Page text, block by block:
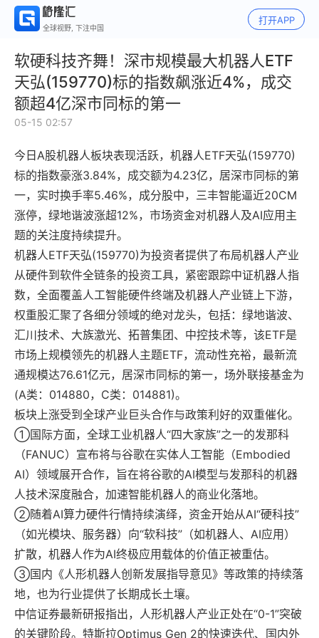
全球视野, 下注中国
打开APP
软硬科技齐舞！深市规模最大机器人ETF
天弘(159770)标的指数飙涨近4%，成交
额超4亿深市同标的第一
05-15 02:57
今日A股机器人板块表现活跃，机器人ETF天弘(159770)
标的指数豪涨3.84%，成交额为4.23亿，居深市同标的第
一，实时换手率5.46%，成分股中，三丰智能逼近20CM
涨停，绿地谐波涨超12%，市场资金对机器人及AI应用主
题的关注度持续提升。
机器人ETF天弘(159770)为投资者提供了布局机器人产业
从硬件到软件全链条的投资工具，紧密跟踪中证机器人指
数，全面覆盖人工智能硬件终端及机器人产业链上下游，
权重股汇聚了各细分领域的绝对龙头，包括：绿地谐波、
汇川技术、大族激光、拓普集团、中控技术等，该ETF是
市场上规模领先的机器人主题ETF，流动性充裕，最新流
通规模达76.61亿元，居深市同标的第一，场外联接基金为
(A类：014880，C类：014881)。
板块上涨受到全球产业巨头合作与政策利好的双重催化。
①国际方面，全球工业机器人“四大家族”之一的发那科
（FANUC）宣布将与谷歌在实体人工智能（Embodied
AI）领域展开合作，旨在将谷歌的AI模型与发那科的机器
人技术深度融合，加速智能机器人的商业化落地。
②随着AI算力硬件行情持续演绎，资金开始从AI“硬科技”
（如光模块、服务器）向“软科技”（如机器人、AI应用）
扩散，机器人作为AI终极应用载体的价值正被重估。
③国内《人形机器人创新发展指导意见》等政策的持续落
地，也为行业提供了长期成长土壤。
中信证券最新研报指出，人形机器人产业正处在“0-1”突破
的关键阶段。特斯拉Optimus Gen 2的快速迭代、国内外